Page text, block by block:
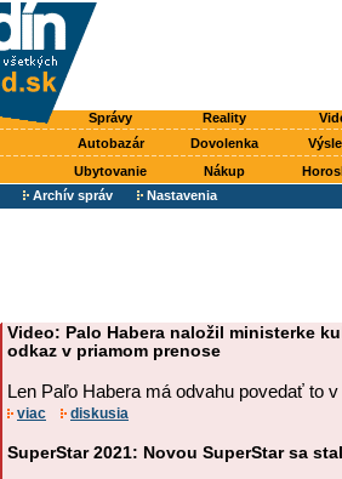
Správy Reality
Autobazár Dovolenka
Ubytovanie Nákup
Archív správ Nastavenia
Video: Palo Habera naložil ministerke
odkaz v priamom prenose
Len Paľo Habera má odvahu povedať to
viac diskusia
SuperStar 2021: Novou SuperStar sa